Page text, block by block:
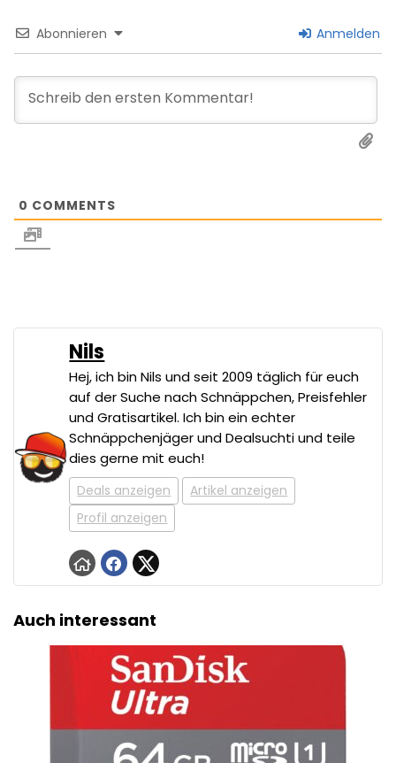
Abonnieren Anmelden
0 COMMENTS
Nils
Hej, ich bin Nils und seit 2009 täglich für euch
auf der Suche nach Schnäppchen, Preisfehler
und Gratisartikel. Ich bin ein echter
Schnäppchenjäger und Dealsuchti und teile
dies gerne mit euch!
Deals anzeigen
Artikel anzeigen
Profil anzeigen
Auch interessant